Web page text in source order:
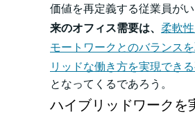
価値を再定義する従業員がい
来のオフィス需要は、 柔軟
モートワークとのバランス
リッドな働き方を実現でき
となってくるであろう。
ハイブリッドワークを